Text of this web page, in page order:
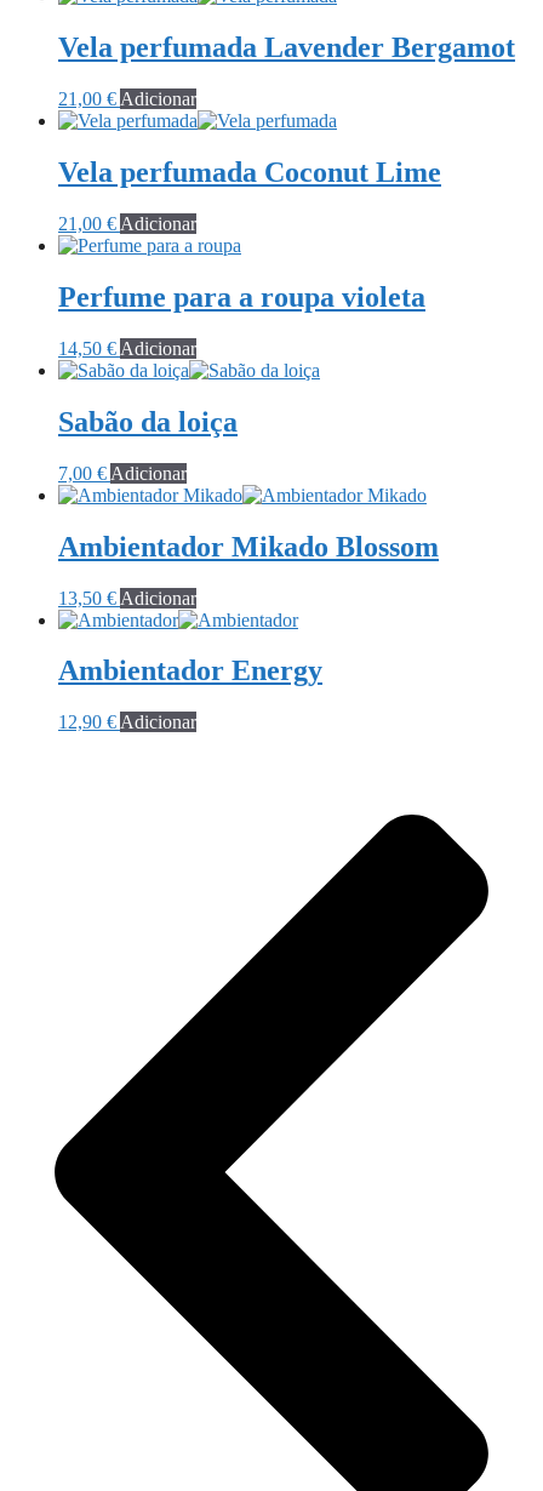
Vela perfumada Lavender Bergamot
21,00 € Adicionar
Vela perfumada Coconut Lime
21,00 € Adicionar
Perfume para a roupa violeta
14,50 € Adicionar
Sabão da loiça
7,00 € Adicionar
Ambientador Mikado Blossom
13,50 € Adicionar
Ambientador Energy
12,90 € Adicionar